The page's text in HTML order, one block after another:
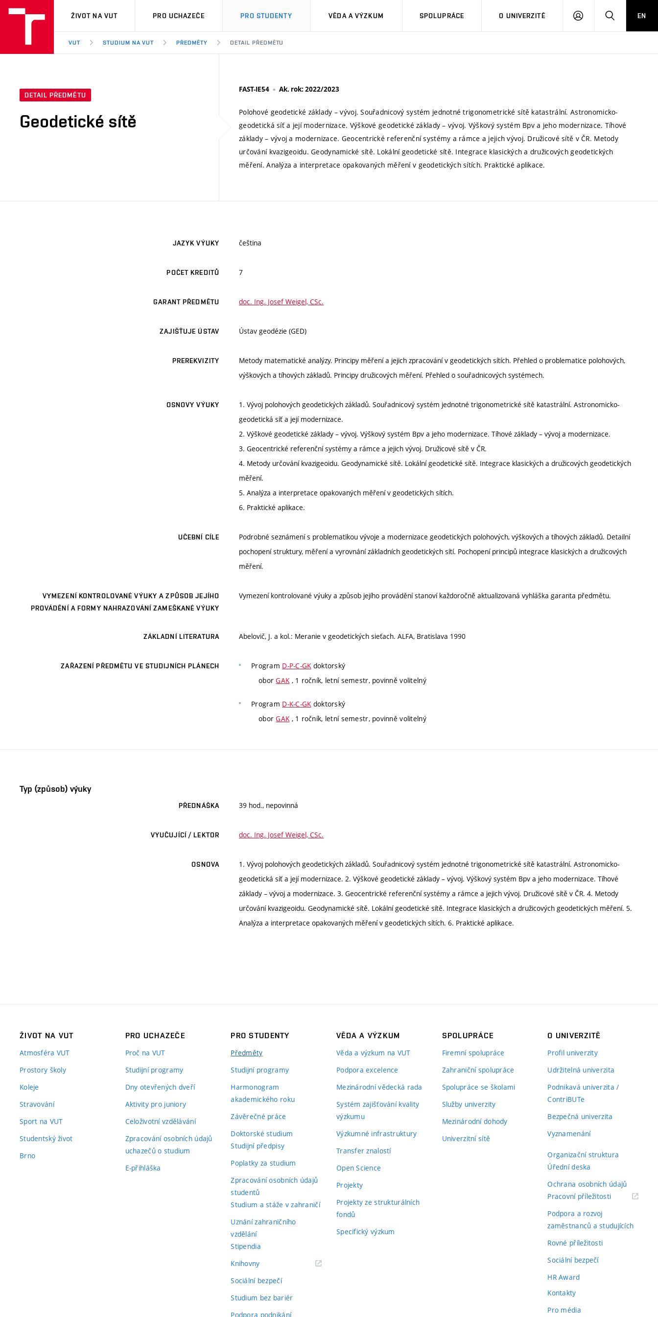
VUT
ŽIVOT NA VUT PRO UCHAZEČE PRO STUDENTY VĚDA A VÝZKUM SPOLUPRÁCE O UNIVERZITĚ
PŘIHLÁSIT HLEDATEN
VUT STUDIUM NA VUT PŘEDMĚTY DETAIL PŘEDMĚTU
DETAIL PŘEDMĚTU
Geodetické sítě
FAST-IE54 Ak. rok: 2022/2023
Polohové geodetické základy – vývoj. Souřadnicový systém jednotné trigonometrické sítě katastrální. Astronomicko-
geodetická síť a její modernizace. Výškové geodetické základy – vývoj. Výškový systém Bpv a jeho modernizace. Tíhové
základy – vývoj a modernizace. Geocentrické referenční systémy a rámce a jejich vývoj. Družicové sítě v ČR. Metody
určování kvazigeoidu. Geodynamické sítě. Lokální geodetické sítě. Integrace klasických a družicových geodetických
měření. Analýza a interpretace opakovaných měření v geodetických sítích. Praktické aplikace.
JAZYK VÝUKY čeština
POČET KREDITŮ 7
GARANT PŘEDMĚTU doc. Ing. Josef Weigel, CSc.
ZAJIŠŤUJE ÚSTAV Ústav geodézie (GED)
PREREKVIZITY
Metody matematické analýzy. Principy měření a jejich zpracování v geodetických sítích. Přehled o problematice polohových,
výškových a tíhových základů. Principy družicových měření. Přehled o souřadnicových systémech.
OSNOVY VÝUKY
1. Vývoj polohových geodetických základů. Souřadnicový systém jednotné trigonometrické sítě katastrální. Astronomicko-
geodetická síť a její modernizace.
2. Výškové geodetické základy – vývoj. Výškový systém Bpv a jeho modernizace. Tíhové základy – vývoj a modernizace.
3. Geocentrické referenční systémy a rámce a jejich vývoj. Družicové sítě v ČR.
4. Metody určování kvazigeoidu. Geodynamické sítě. Lokální geodetické sítě. Integrace klasických a družicových geodetických
měření.
5. Analýza a interpretace opakovaných měření v geodetických sítích.
6. Praktické aplikace.
UČEBNÍ CÍLE
Podrobné seznámení s problematikou vývoje a modernizace geodetických polohových, výškových a tíhových základů. Detailní
pochopení struktury, měření a vyrovnání základních geodetických sítí. Pochopení principů integrace klasických a družicových
měření.
VYMEZENÍ KONTROLOVANÉ VÝUKY A ZPŮSOB JEJÍHO
PROVÁDĚNÍ A FORMY NAHRAZOVÁNÍ ZAMEŠKANÉ VÝUKY
Vymezení kontrolované výuky a způsob jejího provádění stanoví každoročně aktualizovaná vyhláška garanta předmětu.
ZÁKLADNÍ LITERATURA Abelovič, J. a kol.: Meranie v geodetických sieťach. ALFA, Bratislava 1990
ZAŘAZENÍ PŘEDMĚTU VE STUDIJNÍCH PLÁNECH Program D-P-C-GKdoktorský
oborGAK, 1 ročník, letní semestr, povinně volitelný
Program D-K-C-GK doktorský
oborGAK , 1 ročník, letní semestr, povinně volitelný
Typ (způsob) výuky
PŘEDNÁŠKA 39 hod., nepovinná
VYUČUJÍCÍ / LEKTOR doc. Ing. Josef Weigel, CSc.
OSNOVA
1. Vývoj polohových geodetických základů. Souřadnicový systém jednotné trigonometrické sítě katastrální. Astronomicko-
geodetická síť a její modernizace. 2. Výškové geodetické základy – vývoj. Výškový systém Bpv a jeho modernizace. Tíhové
základy – vývoj a modernizace. 3. Geocentrické referenční systémy a rámce a jejich vývoj. Družicové sítě v ČR. 4. Metody
určování kvazigeoidu. Geodynamické sítě. Lokální geodetické sítě. Integrace klasických a družicových geodetických měření. 5.
Analýza a interpretace opakovaných měření v geodetických sítích. 6. Praktické aplikace.
ŽIVOT NA VUT
Atmosféra VUT
Prostory školy
Koleje
Stravování
Sport na VUT
Studentský život
Brno
PRO UCHAZEČE
Proč na VUT
Studijní programy
Dny otevřených dveří
Aktivity pro juniory
Celoživotní vzdělávání
Zpracování osobních údajů
uchazečů o studium
E-přihláška
PRO STUDENTY
Předměty
Studijní programy
Harmonogram
akademického roku
Závěrečné práce
Doktorské studium
Studijní předpisy
Poplatky za studium
Zpracování osobních údajů
studentů
Studium a stáže v zahraničí
Uznání zahraničního
vzdělání
Stipendia
Knihovny(externí
Sociální bezpečí
Studium bez bariér
Podpora podnikání
VĚDA A VÝZKUM
Věda a výzkum na VUT
Podpora excelence
Mezinárodní vědecká rada
Systém zajišťování kvality
výzkumu
Výzkumné infrastruktury
Transfer znalostí
Open Science
Projekty
Projekty ze strukturálních
fondů
Specifický výzkum
SPOLUPRÁCE
Firemní spolupráce
Zahraniční spolupráce
Spolupráce se školami
Služby univerzity
Mezinárodní dohody
Univerzitní sítě
O UNIVERZITĚ
Profil univerzity
Udržitelná univerzita
Podnikavá univerzita /
ContriBUTe
Bezpečná univerzita
Vyznamenání
Organizační struktura
Úřední deska
Ochrana osobních údajů
Pracovní příležitosti(externí
Podpora a rozvoj
zaměstnanců a studujících
Rovné příležitosti
Sociální bezpečí
HR Award
Kontakty
Pro média